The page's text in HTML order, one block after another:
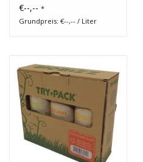
€--,-- *
Grundpreis: €--,-- / Liter